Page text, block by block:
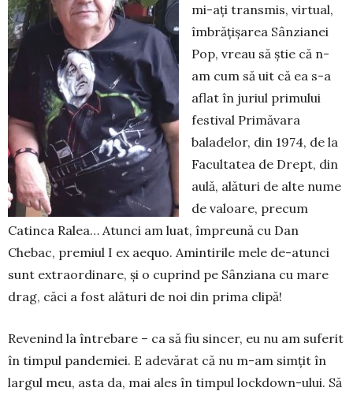
mi-ați transmis, virtual,
îmbră­ți­șarea Sânzianei
Pop, vreau să știe că n-
am cum să uit că ea s-a
aflat în juriul primului
festival Pri­măvara
baladelor, din 1974, de la
Facultatea de Drept, din
aulă, alături de alte nume
de valoare, precum
Catinca Ralea… Atunci am luat, împreună cu Dan
Chebac, premiul I ex aequo. Amintirile mele de-atunci
sunt extraordinare, și o cuprind pe Sânziana cu mare
drag, căci a fost alături de noi din prima clipă!
Revenind la întrebare – ca să fiu sincer, eu nu am suferit
în timpul pandemiei. E adevărat că nu m-am simțit în
largul meu, asta da, mai ales în timpul lockdown-ului. Să